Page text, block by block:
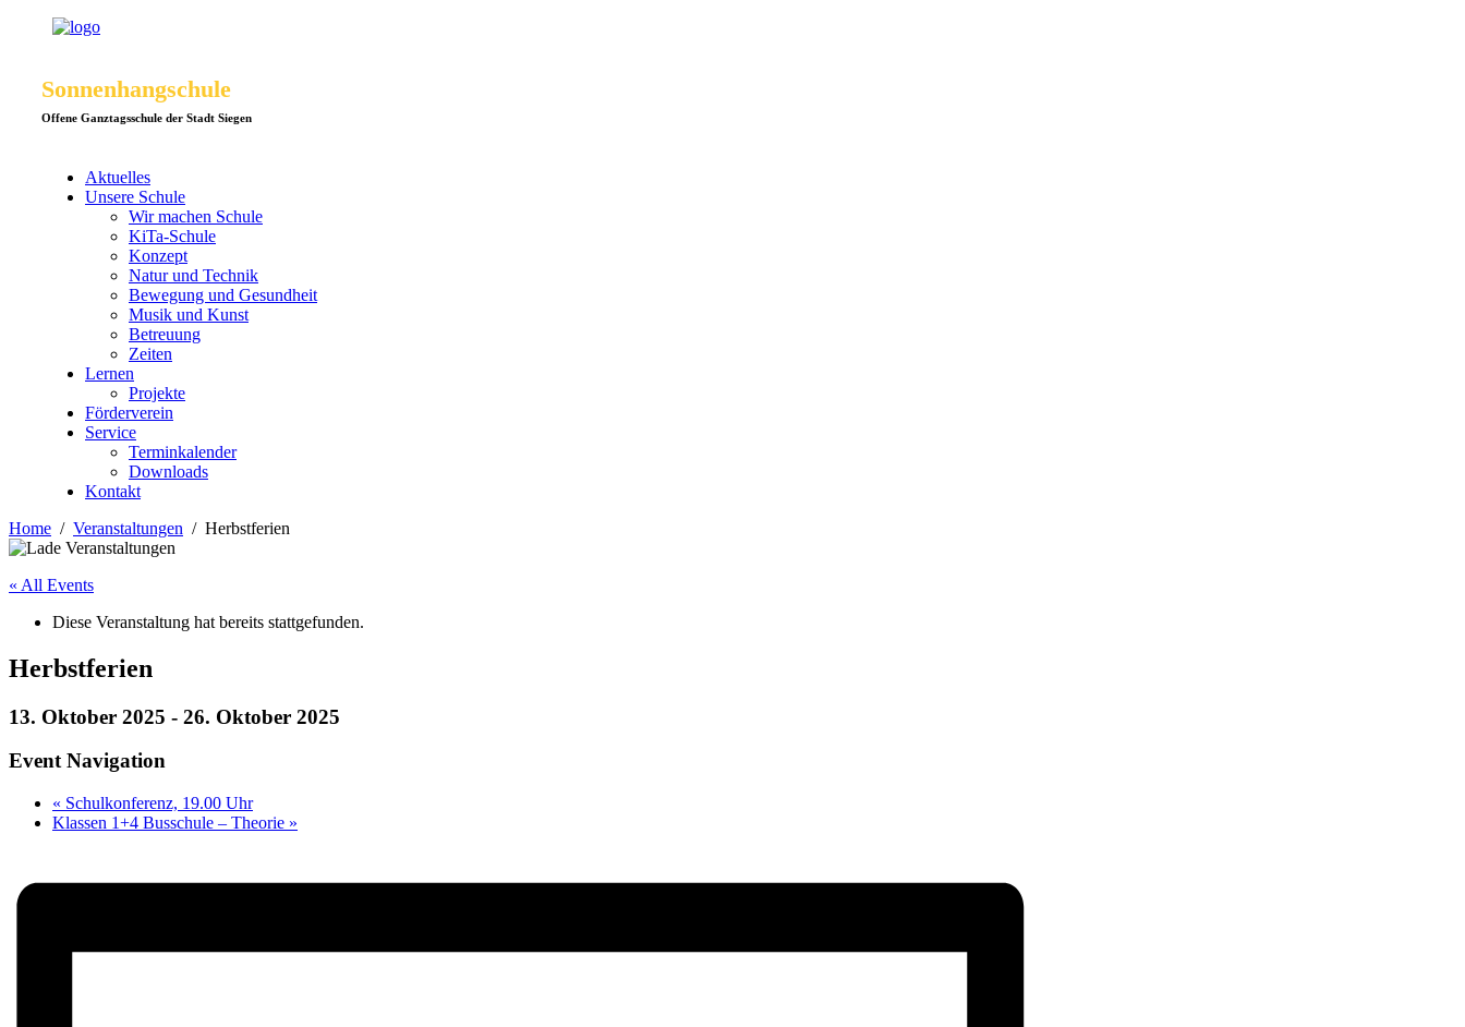
Sonnenhangschule
Offene Ganztagsschule der Stadt Siegen
Aktuelles
Unsere Schule
Wir machen Schule
KiTa-Schule
Konzept
Natur und Technik
Bewegung und Gesundheit
Musik und Kunst
Betreuung
Zeiten
Lernen
Projekte
Förderverein
Service
Terminkalender
Downloads
Kontakt
Home
Veranstaltungen Herbstferien
« All Events
Diese Veranstaltung hat bereits stattgefunden.
Herbstferien
13. Oktober 2025 - 26. Oktober 2025
Event Navigation
« Schulkonferenz, 19.00 Uhr
Klassen 1+4 Busschule – Theorie »